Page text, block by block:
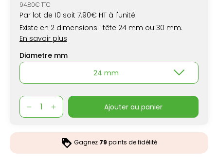
94.80€ TTC
Par lot de 10 soit 7.90€ HT à l'unité.
Existe en 2 dimensions : tête 24 mm ou 30 mm.
En savoir plus
Diametre mm
24 mm
ajouter au panier
Gagnez 79 points de fidélité